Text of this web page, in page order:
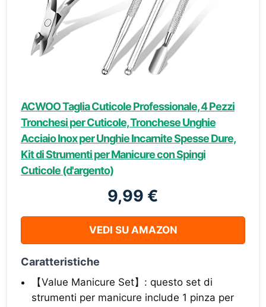
ACWOO Taglia Cuticole Professionale, 4 Pezzi
Tronchesi per Cuticole, Tronchese Unghie
Acciaio Inox per Unghie Incarnite Spesse Dure,
Kit di Strumenti per Manicure con Spingi
Cuticole (d'argento)
9,99 €
VEDI SU AMAZON
Caratteristiche
【Value Manicure Set】: questo set di
strumenti per manicure include 1 pinza per